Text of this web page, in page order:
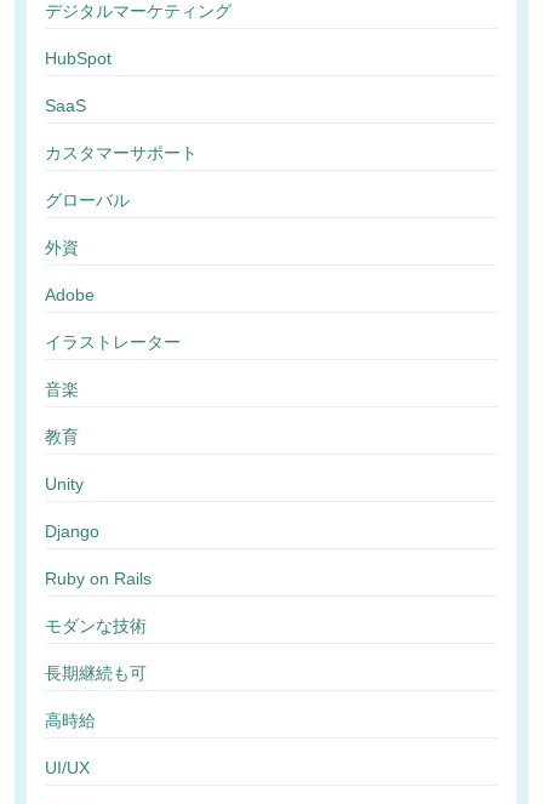
デジタルマーケティング
HubSpot
SaaS
カスタマーサポート
グローバル
外資
Adobe
イラストレーター
音楽
教育
Unity
Django
Ruby on Rails
モダンな技術
長期継続も可
高時給
UI/UX